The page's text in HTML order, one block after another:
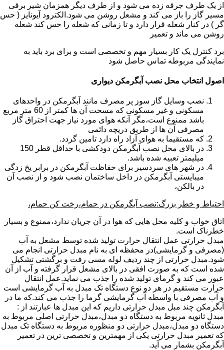
از یک طرف جرقه زده می شود و از طرف دیگر همزمان شیر برقی
مسیر گاز را باز می کند و مشعل روشن می شود.الکترود آیونایز ( حس
گر ) در کنار شعله قرار دارد و تا زمانی که شعله را حس کند شعله
روشن می ماند و تعمیر
برد کنترل یک کار بسیار مهم و تخصصی است و برای برد باید به
نمایندگی مربوطه تماس حاصل شود
اصول انتخاب محل نصب آبگرمکن دیواری
نصب وسایل گاز سوز پر مصرف مانند آبگرمکن در واحدهای
مسکونی و غیر مسکونی که مسحت آن ها کمتر از 60 متر مربع
باشد ممنوع است،مگر آنکه هوای مورد نیاز جهت احتراق گاز
مصرفی آن ها از طریق دریچه دائمی
که مستقیما به هوای آزاد راه دارد تامین گردد.
در بالای محل نصب آبگرمکن دودکشی با حداقل قطر 150
میلیمتر تعبیه شده باشد.
در شهر های سردسیر برای حفاظت آبگرمکن در برابر یخ زدگی
میبایستی آبگرمکن در داخل ساختمان نصب شود و از نصب آن
در بالکن،
احتیاط و خطر بزرگ:نصب آبگرمکن در حمام،رخت کن حمام،
اتاق خواب و کلیه محل هایی که هوا در آن جریان ندارد،ممنوع و بسیار
خطرناک است.
مبدل حرارتی عمل انتقال حرارت تولید شده توسط مشعل به آب
(مصرفی و گرمایشی)در محفظه ای به نام مبدل حرارتی انجام می
شود.مبدل حرارتی از چند ردیف لوله مسی رفت و برگشتی تشکیل
شده است که به صورت افقی در بالای مشعل قرار گرفته و آب از آن
عبور می کند و گرمای تولید شده را جذب می نماید.عمل انتقال
حرارت مستقیم در هر دو نوع دستگاه تک مبدل به آب گرمایشی است
و آب مصرفی با واسطه آب گرمایشی گرما را جذب می کند.که ما در
آبگرمکن چند مبل مبدل حرارتی داریم که این مبدل ها عبارتند از :
مبدل ثانویه مربوط به دستگاه دو مبدل،مبدل حرارتی اصلی مربوط به
دستگاه دو مبدل،مبدل حرارتی دو منظوره مربوط به دستگاه تک مبدل
که تعمیر مبدل حرارتی یکی از مهمترین و تخصصی ترین در تعمیر
آبگرمکن بشمار می آید.